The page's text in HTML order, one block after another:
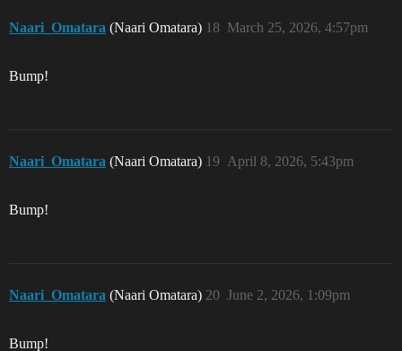
Naari_Omatara (Naari Omatara) March 25, 2026, 4:57pm
18
Bump!
Naari_Omatara (Naari Omatara) April 8, 2026, 5:43pm
19
Bump!
Naari_Omatara (Naari Omatara) June 2, 2026, 1:09pm
20
Bump!